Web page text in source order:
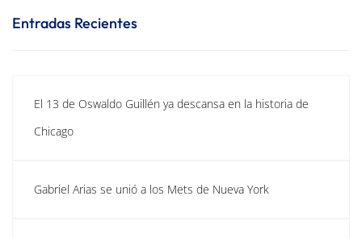
Entradas Recientes
El 13 de Oswaldo Guillén ya descansa en la historia de
Chicago
Gabriel Arias se unió a los Mets de Nueva York